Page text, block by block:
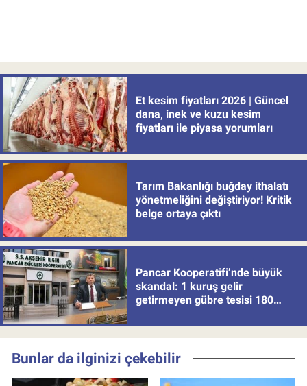
Et kesim fiyatları 2026 | Güncel
dana, inek ve kuzu kesim
fiyatları ile piyasa yorumları
Tarım Bakanlığı buğday ithalatı
yönetmeliğini değiştiriyor! Kritik
belge ortaya çıktı
Pancar Kooperatifi’nde büyük
skandal: 1 kuruş gelir
getirmeyen gübre tesisi 180
Bunlar da ilginizi çekebilir